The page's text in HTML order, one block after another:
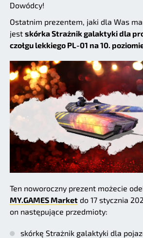
Dowódcy!
Ostatnim prezentem, jaki dla Was
jest skórka Strażnik galaktyki dla
czołgu lekkiego PL-01 na 10.
Ten noworoczny prezent możecie
MY.GAMES Market do 17 stycznia
on następujące przedmioty:
skórkę Strażnik galaktyki dla